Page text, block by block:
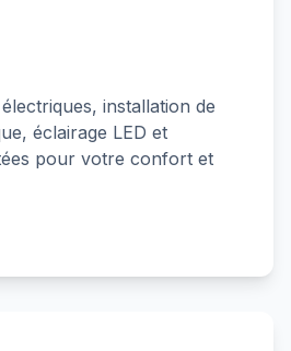
installation de
éclairage LED et
pour votre confort et